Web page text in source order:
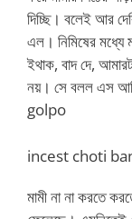
দিচ্ছি। বলেই আর
এল। নিমিষের মধ্যে
ইথাক, বাদ দে,
নয়। সে বলল এস
golpo
incest choti
মামী না না করতে